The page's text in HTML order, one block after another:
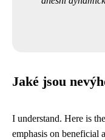
Jaké jsou
I understand. Here is
emphasis on beneficial